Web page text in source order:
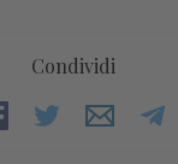
Condividi